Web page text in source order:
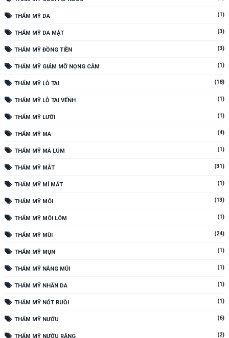
THẨM MỸ DA (1)
THẨM MỸ DA MẶT (3)
THẨM MỸ ĐỒNG TIỀN (3)
THẨM MỸ GIẢM MỠ NỌNG CẰM (1)
THẨM MỸ LỖ TAI (18)
THẨM MỸ LỖ TAI VỂNH (1)
THẨM MỸ LƯỠI (1)
THẨM MỸ MÁ (4)
THẨM MỸ MÁ LÚM (1)
THẨM MỸ MẮT (31)
THẨM MỸ MÍ MẮT (1)
THẨM MỸ MÔI (13)
THẨM MỸ MÔI LÕM (1)
THẨM MỸ MŨI (24)
THẨM MỸ MỤN (1)
THẨM MỸ NÂNG MŨI (1)
THẨM MỸ NHĂN DA (1)
THẨM MỸ NỐT RUỒI (1)
THẨM MỸ NƯỚU (6)
THẨM MỸ NƯỚU RĂNG (2)